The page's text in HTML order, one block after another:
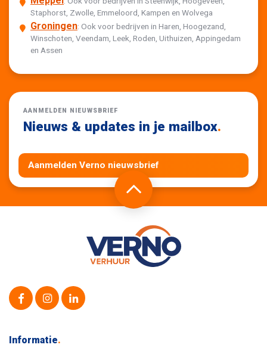
Staphorst, Zwolle, Emmeloord, Kampen en Wolvega
Groningen: Ook voor bedrijven in Haren, Hoogezand,
Winschoten, Veendam, Leek, Roden, Uithuizen, Appingedam
en Assen
AANMELDEN NIEUWSBRIEF
Nieuws & updates in je mailbox.
Aanmelden Verno nieuwsbrief
Informatie.